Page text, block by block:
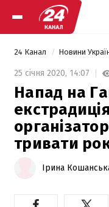
24 Канал Новини
25 січня 2020, 14:07
Напад на
тривати
Ірина